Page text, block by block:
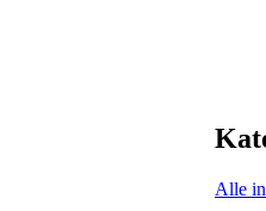
Alle